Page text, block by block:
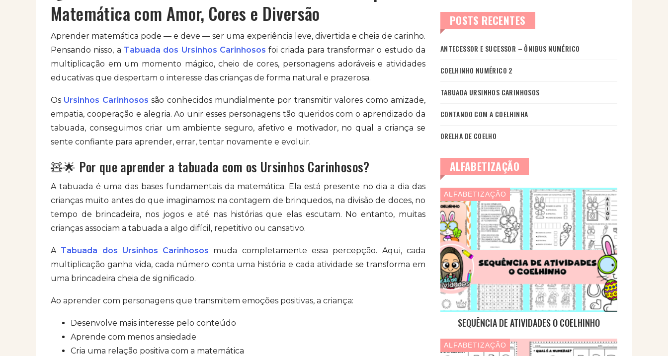
Matemática com Amor, Cores e Diversão
Aprender matemática pode — e deve — ser uma experiência leve, divertida e cheia de carinho.
Pensando nisso, a Tabuada dos Ursinhos Carinhosos foi criada para transformar o estudo da
multiplicação em um momento mágico, cheio de cores, personagens adoráveis e atividades
educativas que despertam o interesse das crianças de forma natural e prazerosa.
Os Ursinhos Carinhosos são conhecidos mundialmente por transmitir valores como amizade,
empatia, cooperação e alegria. Ao unir esses personagens tão queridos com o aprendizado da
tabuada, conseguimos criar um ambiente seguro, afetivo e motivador, no qual a criança se
sente confiante para aprender, errar, tentar novamente e evoluir.
🧸🌟 Por que aprender a tabuada com os Ursinhos Carinhosos?
A tabuada é uma das bases fundamentais da matemática. Ela está presente no dia a dia das
crianças muito antes do que imaginamos: na contagem de brinquedos, na divisão de doces, no
tempo de brincadeira, nos jogos e até nas histórias que elas escutam. No entanto, muitas
crianças associam a tabuada a algo difícil, repetitivo ou cansativo.
A Tabuada dos Ursinhos Carinhosos muda completamente essa percepção. Aqui, cada
multiplicação ganha vida, cada número conta uma história e cada atividade se transforma em
uma brincadeira cheia de significado.
Ao aprender com personagens que transmitem emoções positivas, a criança:
Desenvolve mais interesse pelo conteúdo
Aprende com menos ansiedade
Cria uma relação positiva com a matemática
POSTS RECENTES
ANTECESSOR E SUCESSOR – ÔNIBUS NUMÉRICO
COELHINHO NUMÉRICO 2
TABUADA URSINHOS CARINHOSOS
CONTANDO COM A COELHINHA
ORELHA DE COELHO
ALFABETIZAÇÃO
ALFABETIZAÇÃO
SEQUÊNCIA DE ATIVIDADES O COELHINHO
ALFABETIZAÇÃO